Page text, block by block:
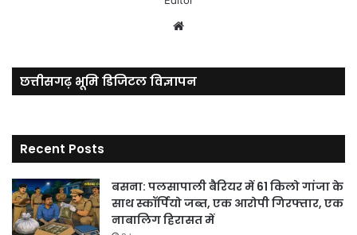
छत्तीसगढ़ भूमि डिजिटल विज्ञापन
Recent Posts
बसना: पलसापाली बैरियर में 61 किलो गांजा के
साथ स्कॉर्पियो जब्त, एक आरोपी गिरफ्तार, एक
नाबालिग हिरासत में